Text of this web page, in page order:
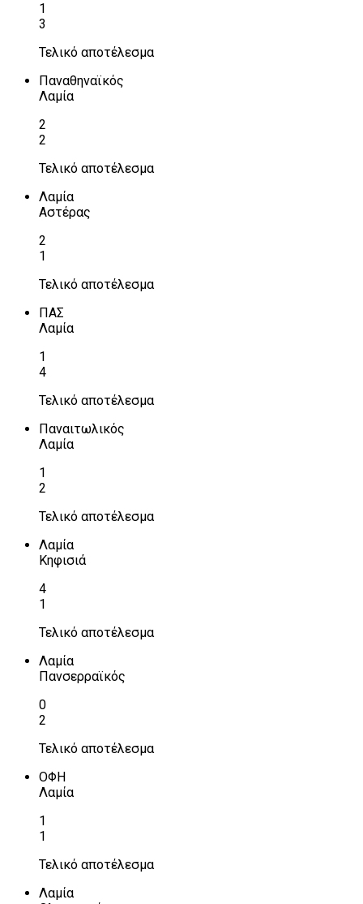
1
3
Τελικό αποτέλεσμα
Παναθηναϊκός
Λαμία
2
2
Τελικό αποτέλεσμα
Λαμία
Αστέρας
2
1
Τελικό αποτέλεσμα
ΠΑΣ
Λαμία
1
4
Τελικό αποτέλεσμα
Παναιτωλικός
Λαμία
1
2
Τελικό αποτέλεσμα
Λαμία
Κηφισιά
4
1
Τελικό αποτέλεσμα
Λαμία
Πανσερραϊκός
0
2
Τελικό αποτέλεσμα
ΟΦΗ
Λαμία
1
1
Τελικό αποτέλεσμα
Λαμία